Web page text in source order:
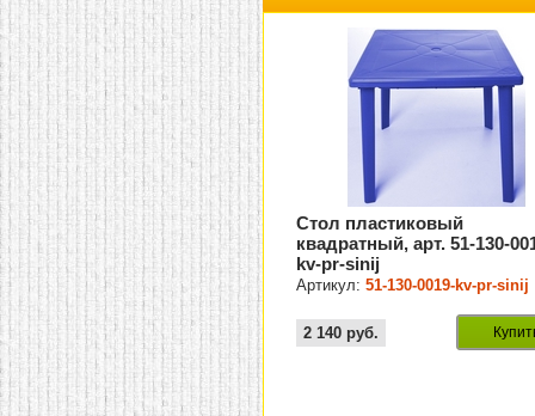
Стол пластиковый
квадратный, арт. 51-130-
kv-pr-sinij
Артикул:51-130-0019-kv-pr-sinij
2 140 руб.